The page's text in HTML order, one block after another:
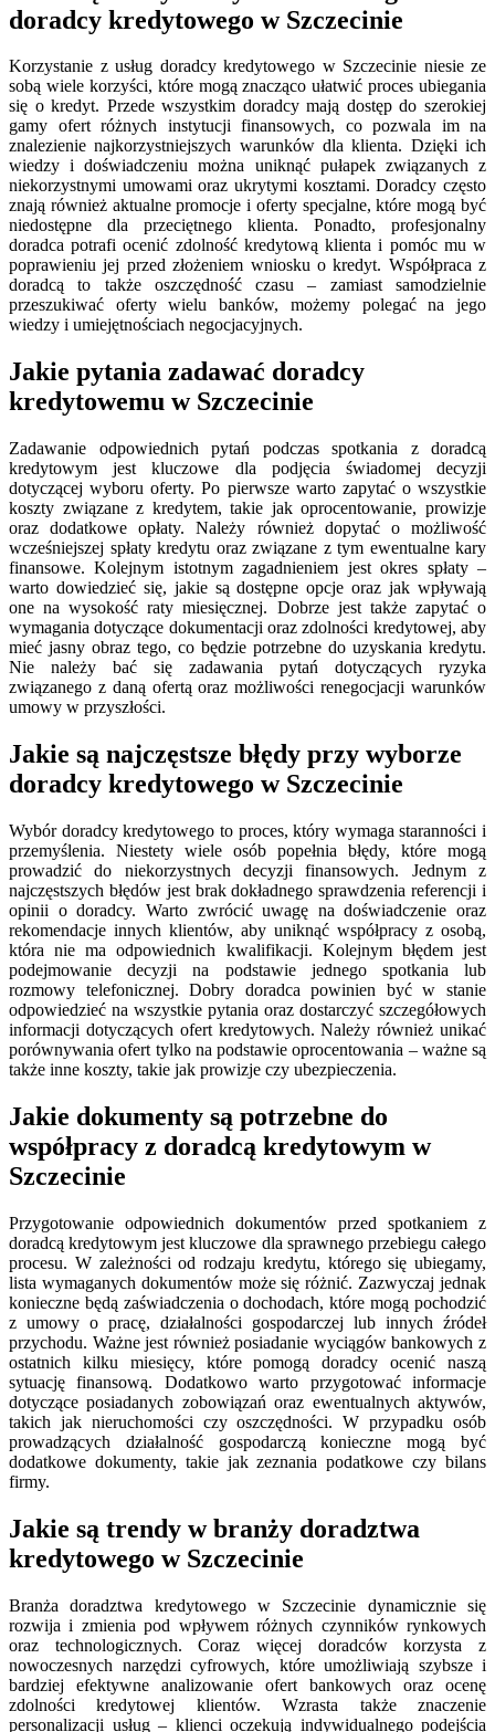
doradcy kredytowego w Szczecinie
Korzystanie z usług doradcy kredytowego w Szczecinie niesie ze
sobą wiele korzyści, które mogą znacząco ułatwić proces ubiegania
się o kredyt. Przede wszystkim doradcy mają dostęp do szerokiej
gamy ofert różnych instytucji finansowych, co pozwala im na
znalezienie najkorzystniejszych warunków dla klienta. Dzięki ich
wiedzy i doświadczeniu można uniknąć pułapek związanych z
niekorzystnymi umowami oraz ukrytymi kosztami. Doradcy często
znają również aktualne promocje i oferty specjalne, które mogą być
niedostępne dla przeciętnego klienta. Ponadto, profesjonalny
doradca potrafi ocenić zdolność kredytową klienta i pomóc mu w
poprawieniu jej przed złożeniem wniosku o kredyt. Współpraca z
doradcą to także oszczędność czasu – zamiast samodzielnie
przeszukiwać oferty wielu banków, możemy polegać na jego
wiedzy i umiejętnościach negocjacyjnych.
Jakie pytania zadawać doradcy
kredytowemu w Szczecinie
Zadawanie odpowiednich pytań podczas spotkania z doradcą
kredytowym jest kluczowe dla podjęcia świadomej decyzji
dotyczącej wyboru oferty. Po pierwsze warto zapytać o wszystkie
koszty związane z kredytem, takie jak oprocentowanie, prowizje
oraz dodatkowe opłaty. Należy również dopytać o możliwość
wcześniejszej spłaty kredytu oraz związane z tym ewentualne kary
finansowe. Kolejnym istotnym zagadnieniem jest okres spłaty –
warto dowiedzieć się, jakie są dostępne opcje oraz jak wpływają
one na wysokość raty miesięcznej. Dobrze jest także zapytać o
wymagania dotyczące dokumentacji oraz zdolności kredytowej, aby
mieć jasny obraz tego, co będzie potrzebne do uzyskania kredytu.
Nie należy bać się zadawania pytań dotyczących ryzyka
związanego z daną ofertą oraz możliwości renegocjacji warunków
umowy w przyszłości.
Jakie są najczęstsze błędy przy wyborze
doradcy kredytowego w Szczecinie
Wybór doradcy kredytowego to proces, który wymaga staranności i
przemyślenia. Niestety wiele osób popełnia błędy, które mogą
prowadzić do niekorzystnych decyzji finansowych. Jednym z
najczęstszych błędów jest brak dokładnego sprawdzenia referencji i
opinii o doradcy. Warto zwrócić uwagę na doświadczenie oraz
rekomendacje innych klientów, aby uniknąć współpracy z osobą,
która nie ma odpowiednich kwalifikacji. Kolejnym błędem jest
podejmowanie decyzji na podstawie jednego spotkania lub
rozmowy telefonicznej. Dobry doradca powinien być w stanie
odpowiedzieć na wszystkie pytania oraz dostarczyć szczegółowych
informacji dotyczących ofert kredytowych. Należy również unikać
porównywania ofert tylko na podstawie oprocentowania – ważne są
także inne koszty, takie jak prowizje czy ubezpieczenia.
Jakie dokumenty są potrzebne do
współpracy z doradcą kredytowym w
Szczecinie
Przygotowanie odpowiednich dokumentów przed spotkaniem z
doradcą kredytowym jest kluczowe dla sprawnego przebiegu całego
procesu. W zależności od rodzaju kredytu, którego się ubiegamy,
lista wymaganych dokumentów może się różnić. Zazwyczaj jednak
konieczne będą zaświadczenia o dochodach, które mogą pochodzić
z umowy o pracę, działalności gospodarczej lub innych źródeł
przychodu. Ważne jest również posiadanie wyciągów bankowych z
ostatnich kilku miesięcy, które pomogą doradcy ocenić naszą
sytuację finansową. Dodatkowo warto przygotować informacje
dotyczące posiadanych zobowiązań oraz ewentualnych aktywów,
takich jak nieruchomości czy oszczędności. W przypadku osób
prowadzących działalność gospodarczą konieczne mogą być
dodatkowe dokumenty, takie jak zeznania podatkowe czy bilans
firmy.
Jakie są trendy w branży doradztwa
kredytowego w Szczecinie
Branża doradztwa kredytowego w Szczecinie dynamicznie się
rozwija i zmienia pod wpływem różnych czynników rynkowych
oraz technologicznych. Coraz więcej doradców korzysta z
nowoczesnych narzędzi cyfrowych, które umożliwiają szybsze i
bardziej efektywne analizowanie ofert bankowych oraz ocenę
zdolności kredytowej klientów. Wzrasta także znaczenie
personalizacji usług – klienci oczekują indywidualnego podejścia